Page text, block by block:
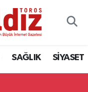
SAĞLIK SİYASET